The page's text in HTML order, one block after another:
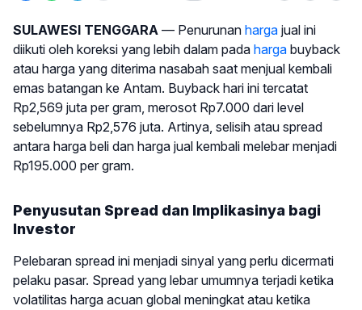
SULAWESI TENGGARA — Penurunan harga jual ini
diikuti oleh koreksi yang lebih dalam pada harga buyback
atau harga yang diterima nasabah saat menjual kembali
emas batangan ke Antam. Buyback hari ini tercatat
Rp2,569 juta per gram, merosot Rp7.000 dari level
sebelumnya Rp2,576 juta. Artinya, selisih atau spread
antara harga beli dan harga jual kembali melebar menjadi
Rp195.000 per gram.
Penyusutan Spread dan Implikasinya bagi
Investor
Pelebaran spread ini menjadi sinyal yang perlu dicermati
pelaku pasar. Spread yang lebar umumnya terjadi ketika
volatilitas harga acuan global meningkat atau ketika